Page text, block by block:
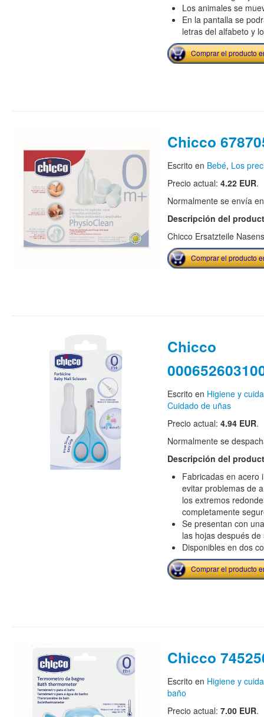
Los animales se
En la pantalla se
letras del alfabeto y
Comprar el producto
Chicco
Escrito en Bebé, Los
Precio actual: 4.22 EUR.
Normalmente se envía
Descripción del
Chicco Ersatzteile
Comprar el producto
Chicco
Escrito en Higiene y
Cuidado de uñas
Precio actual: 4.94 EUR.
Normalmente se
Descripción del
Fabricadas en acero
evitar problemas de
los extremos
completamente
Se presentan con
las hojas después de
Disponibles en dos
Comprar el producto
Chicco
Escrito en Higiene y
baño
Precio actual: 7.00 EUR.